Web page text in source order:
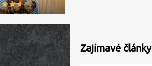
Zajímavé články